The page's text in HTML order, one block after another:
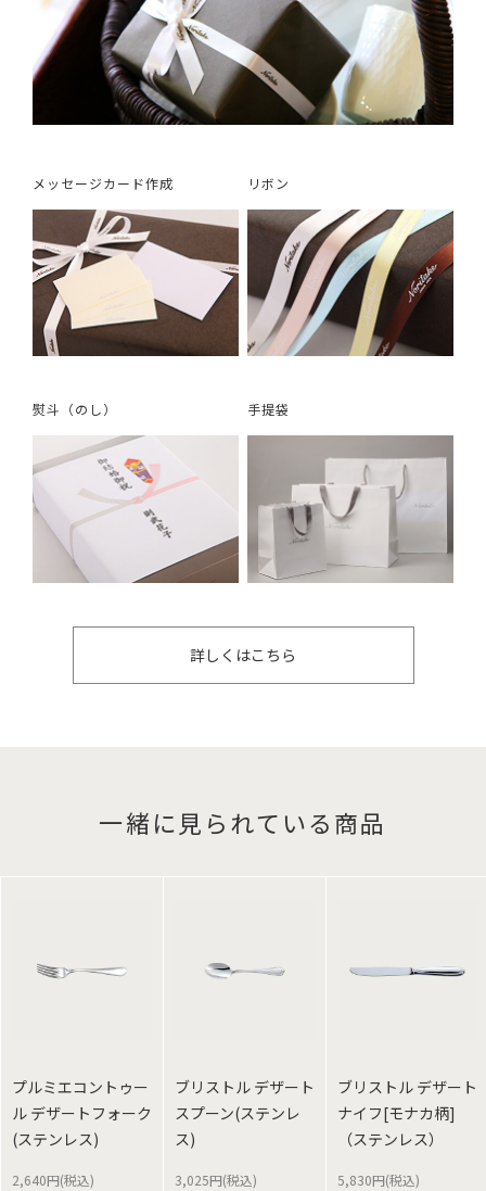
メッセージカード作成 リボン
熨斗（のし） 手提袋
詳しくはこちら
一緒に見られている商品
プルミエコントゥー
ル デザートフォーク
(ステンレス)
2,640円(税込)
ブリストル デザート
スプーン(ステンレ
ス)
3,025円(税込)
ブリストル デザート
ナイフ[モナカ柄]
（ステンレス）
5,830円(税込)